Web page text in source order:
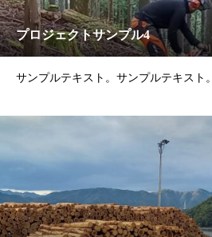
プロジェクトサンプル4
サンプルテキスト。サンプルテキスト。